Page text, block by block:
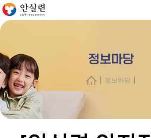
정보마당
| 정보마당 |